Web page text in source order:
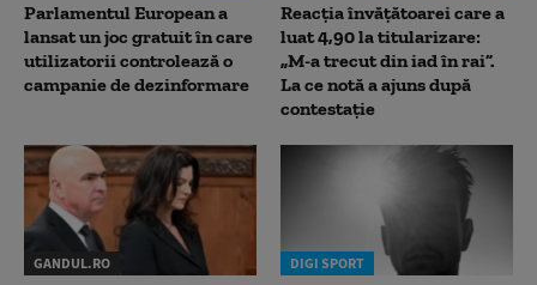
Parlamentul European a
lansat un joc gratuit în care
utilizatorii controlează o
campanie de dezinformare
Reacția învățătoarei care a
luat 4,90 la titularizare:
„M-a trecut din iad în rai”.
La ce notă a ajuns după
contestație
GANDUL.RO DIGI SPORT